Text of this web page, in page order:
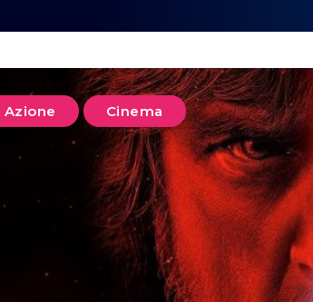
Azione Cinema